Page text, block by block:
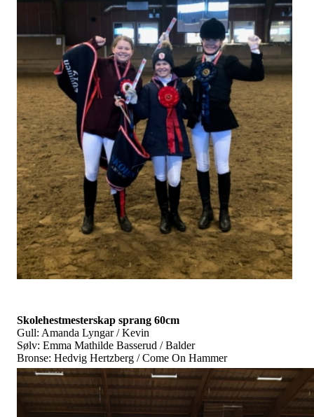
Skolehestmesterskap sprang 60cm
Gull: Amanda Lyngar / Kevin
Sølv: Emma Mathilde Basserud / Balder
Bronse: Hedvig Hertzberg / Come On Hammer